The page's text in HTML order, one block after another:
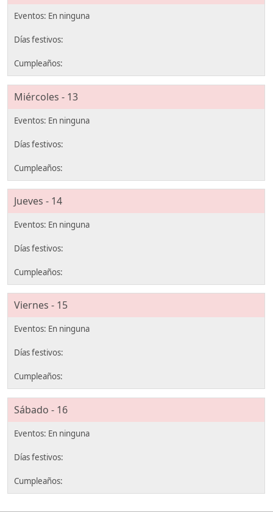
Miércoles - 13
Jueves - 14
Viernes - 15
Sábado - 16